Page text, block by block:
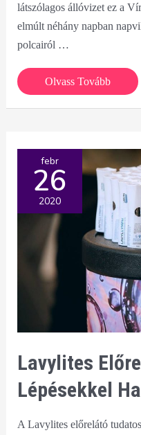
látszólagos állóvizet ez a
elmúlt néhány napban
polcairól …
Kettős
ellen
Olvass Tovább
febr
26
2020
Lavylites
Lépésekkel
A Lavylites előrelátó